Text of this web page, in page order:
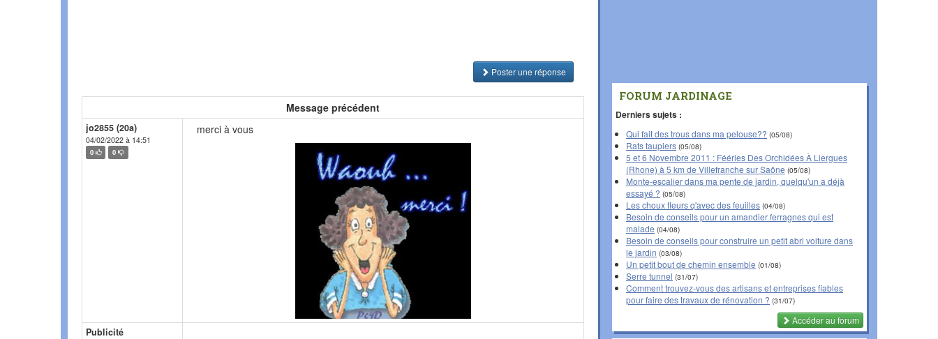
Poster une réponse
Message précédent
jo2855 (20a)
04/02/2022 à 14:51
0 0
merci à vous
Publicité
FORUM JARDINAGE
Derniers sujets :
Qui fait des trous dans ma pelouse?? (05/08)
Rats taupiers (05/08)
5 et 6 Novembre 2011 : Fééries Des Orchidées À Liergues
(Rhone) à 5 km de Villefranche sur Saône (05/08)
Monte-escalier dans ma pente de jardin, quelqu'un a déjà
essayé ? (05/08)
Les choux fleurs q'avec des feuilles (04/08)
Besoin de conseils pour un amandier ferragnes qui est
malade (04/08)
Besoin de conseils pour construire un petit abri voiture dans
le jardin (03/08)
Un petit bout de chemin ensemble (01/08)
Serre tunnel (31/07)
Comment trouvez-vous des artisans et entreprises fiables
pour faire des travaux de rénovation ? (31/07)
Accéder au forum